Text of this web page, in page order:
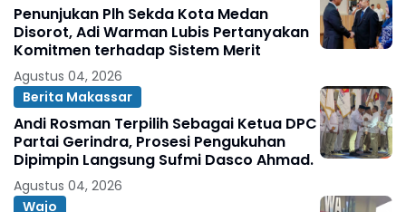
Penunjukan Plh Sekda Kota Medan
Disorot, Adi Warman Lubis Pertanyakan
Komitmen terhadap Sistem Merit
Agustus 04, 2026
Berita Makassar
Andi Rosman Terpilih Sebagai Ketua DPC
Partai Gerindra, Prosesi Pengukuhan
Dipimpin Langsung Sufmi Dasco Ahmad.
Agustus 04, 2026
Wajo